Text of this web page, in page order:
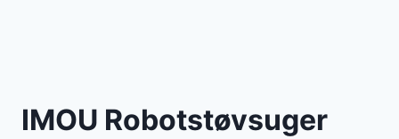
IMOU Robotstøvsuger